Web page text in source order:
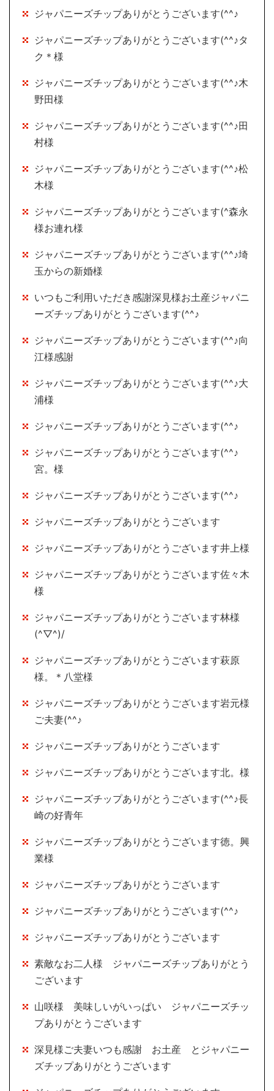
ジャパニーズチップありがとうございます(^^♪
ジャパニーズチップありがとうございます(^^♪タ
ク＊様
ジャパニーズチップありがとうございます(^^♪木
野田様
ジャパニーズチップありがとうございます(^^♪田
村様
ジャパニーズチップありがとうございます(^^♪松
木様
ジャパニーズチップありがとうございます(^森永
様お連れ様
ジャパニーズチップありがとうございます(^^♪埼
玉からの新婚様
いつもご利用いただき感謝深見様お土産ジャパニ
ーズチップありがとうございます(^^♪
ジャパニーズチップありがとうございます(^^♪向
江様感謝
ジャパニーズチップありがとうございます(^^♪大
浦様
ジャパニーズチップありがとうございます(^^♪
ジャパニーズチップありがとうございます(^^♪
宮。様
ジャパニーズチップありがとうございます(^^♪
ジャパニーズチップありがとうございます
ジャパニーズチップありがとうございます井上様
ジャパニーズチップありがとうございます佐々木
様
ジャパニーズチップありがとうございます林様
(^▽^)/
ジャパニーズチップありがとうございます萩原
様。＊八堂様
ジャパニーズチップありがとうございます岩元様
ご夫妻(^^♪
ジャパニーズチップありがとうございます
ジャパニーズチップありがとうございます北。様
ジャパニーズチップありがとうございます(^^♪長
崎の好青年
ジャパニーズチップありがとうございます徳。興
業様
ジャパニーズチップありがとうございます
ジャパニーズチップありがとうございます(^^♪
ジャパニーズチップありがとうございます
素敵なお二人様 ジャパニーズチップありがとう
ございます
山咲様 美味しいがいっぱい ジャパニーズチッ
プありがとうございます
深見様ご夫妻いつも感謝 お土産 とジャパニー
ズチップありがとうございます